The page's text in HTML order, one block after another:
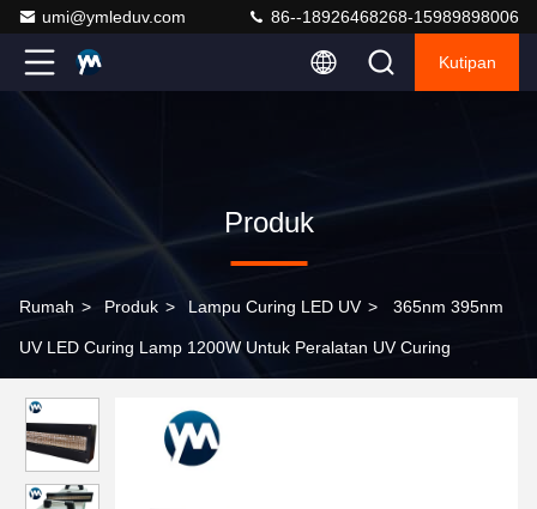
umi@ymleduv.com 86--18926468268-15989898006
Kutipan
Produk
Rumah > Produk > Lampu Curing LED UV > 365nm 395nm
UV LED Curing Lamp 1200W Untuk Peralatan UV Curing